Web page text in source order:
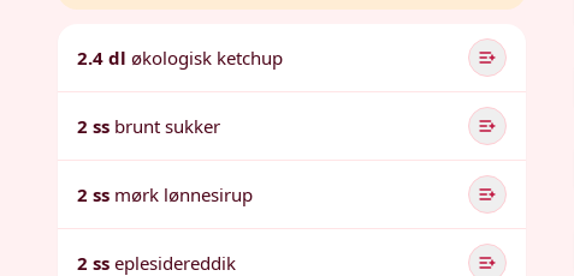
2.4 dl økologisk ketchup
2 ss brunt sukker
2 ss mørk lønnesirup
2 ss eplesidereddik